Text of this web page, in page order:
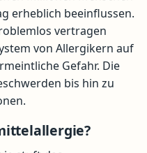
erheblich beeinflussen.
vertragen
von Allergikern auf
Gefahr. Die
bis hin zu